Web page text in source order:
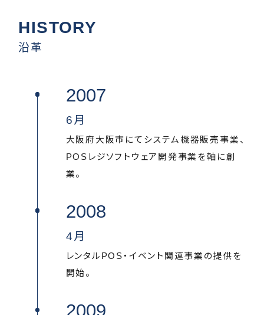
HISTORY
沿革
2007
6月
大阪府大阪市にてシステム機器販売事業、
POSレジソフトウェア開発事業を軸に創
業。
2008
4月
レンタルPOS・イベント関連事業の提供を
開始。
2009